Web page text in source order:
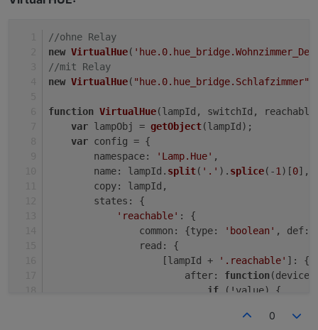
//ohne Relay
new VirtualHue(
//mit Relay
new VirtualHue( "hue.0.hue_bridge.Schlafzimmer"
function VirtualHue(lampId, switchId,
var lampObj = getObject(lampId);
var config = {
namespace: 'Lamp.Hue' ,
name: lampId. split( '.' ). splice(-1 )[0],
copy: lampId,
states : {
'reachable' : {
common : {type: 'boolean' , def:
read : {
                    [lampId +
'.reachable' ]: {
after: function(
if (!value) {
0